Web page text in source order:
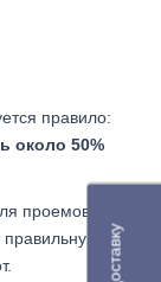
правило:
около 50%
проемов